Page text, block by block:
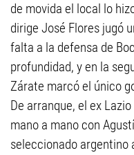
de movida el local lo
dirige José Flores jugó
falta a la defensa de
profundidad, y en la
Zárate marcó el único
De arranque, el ex
mano a mano con
seleccionado argentino